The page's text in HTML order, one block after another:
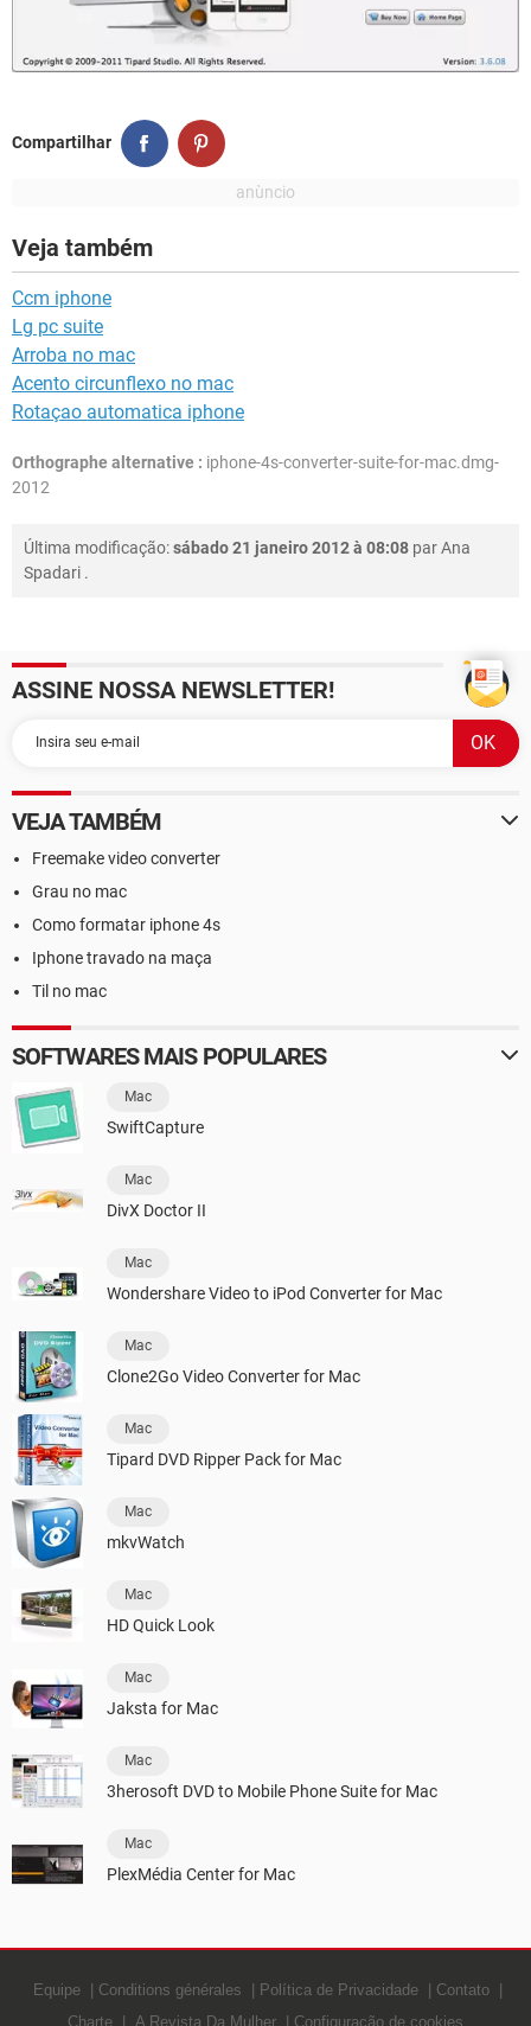
Compartilhar
Veja também
Ccm iphone
Lg pc suite
Arroba no mac
Acento circunflexo no mac
Rotaçao automatica iphone
Orthographe alternative : iphone-4s-converter-suite-for-mac.dmg-
2012
Última modificação:sábado 21 janeiro 2012 à 08:08 parAna
Spadari .
ASSINE NOSSA NEWSLETTER!
VEJA TAMBÉM
Freemake video converter
Grau no mac
Como formatar iphone 4s
Iphone travado na maça
Til no mac
SOFTWARES MAIS POPULARES
Mac
SwiftCapture
Mac
DivX Doctor II
Mac
Wondershare Video to iPod Converter for Mac
Mac
Clone2Go Video Converter for Mac
Mac
Tipard DVD Ripper Pack for Mac
Mac
mkvWatch
Mac
HD Quick Look
Mac
Jaksta for Mac
Mac
3herosoft DVD to Mobile Phone Suite for Mac
Mac
PlexMédia Center for Mac
Equipe Conditions générales Política de Privacidade
Contato
Charte
A Revista Da Mulher Configuração de cookies